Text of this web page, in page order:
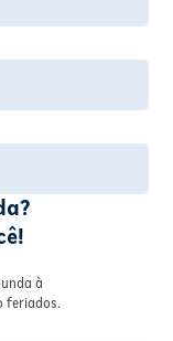
à
feriados.